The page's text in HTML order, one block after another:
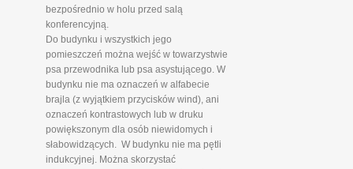
bezpośrednio w holu przed salą
konferencyjną.
Do budynku i wszystkich jego
pomieszczeń można wejść w towarzystwie
psa przewodnika lub psa asystującego. W
budynku nie ma oznaczeń w alfabecie
brajla (z wyjątkiem przycisków wind), ani
oznaczeń kontrastowych lub w druku
powiększonym dla osób niewidomych i
słabowidzących. W budynku nie ma pętli
indukcyjnej. Można skorzystać